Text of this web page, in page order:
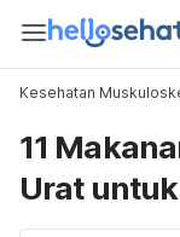
Kesehatan
11
Urat